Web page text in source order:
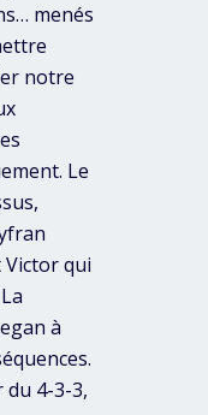
menés
notre
Le
Victor qui
à
du 4-3-3,